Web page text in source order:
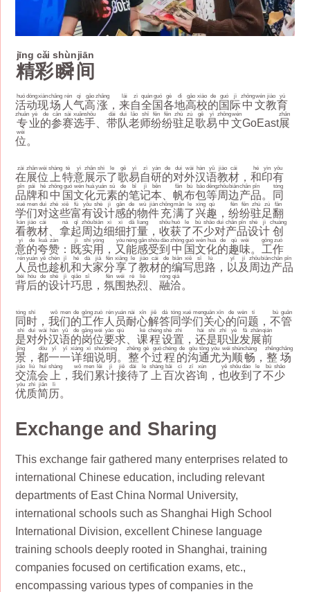
精
jīng
彩
cǎi
瞬
shùn
间
jiān
活
huó
动
dòng
现
xiàn
场
chǎng
人
rén
气
qì
高
gāo
涨
zhǎng
，来
lái
自
zì
全
quán
国
guó
各
gè
地
dì
高
gāo
校
xiào
的
de
国
guó
际
jì
中
zhōng
文
wén
教
jiào
育
yù
专
zhuān
业
yè
的
de
参
cān
赛
sài
选
xuǎn
手
shǒu
、带
dài
队
duì
老
lǎo
师
shī
纷
fēn
纷
fēn
驻
zhù
足
zú
歌
gē
易
yì
中
zhōng
文
wén
GoEast展
zhǎn
位
wèi
。
在
zài
展
zhǎn
位
wèi
上
shàng
特
tè
意
yì
展
zhǎn
示
shì
了
le
歌
gē
易
yì
自
zì
研
yán
的
de
对
duì
外
wài
汉
hàn
语
yǔ
教
jiào
材
cái
，和
hé
印
yìn
有
yǒu
品
pǐn
牌
pái
和
hé
中
zhōng
国
guó
文
wén
化
huà
元
yuán
素
sù
的
de
笔
bǐ
记
jì
本
běn
、帆
fān
布
bù
包
bāo
等
děng
周
zhōu
边
biān
产
chǎn
品
pǐn
。 同
tóng
学
xué
们
men
对
duì
这
zhè
些
xiē
富
fù
有
yǒu
设
shè
计
jì
感
gǎn
的
de
物
wù
件
jiàn
充
chōng
满
mǎn
了
le
兴
xìng
趣
qù
，纷
fēn
纷
fēn
驻
zhù
足
zú
翻
fān
看
kàn
教
jiào
材
cái
、拿
ná
起
qǐ
周
zhōu
边
biān
细
xì
细
xì
打
dǎ
量
liang
，收
shōu
获
huò
了
le
不
bù
少
shǎo
对
duì
产
chǎn
品
pǐn
设
shè
计
jì
创
chuàng
意
yì
的
de
夸
kuā
赞
zàn
： 既
jì
实
shí
用
yòng
， 又
yòu
能
néng
感
gǎn
受
shòu
到
dào
中
zhōng
国
guó
文
wén
化
huà
的
de
趣
qù
味
wèi
。 工
gōng
作
zuò
人
rén
员
yuán
也
yě
趁
chèn
机
jī
和
hé
大
dà
家
jiā
分
fēn
享
xiǎng
了
le
教
jiào
材
cái
的
de
编
biān
写
xiě
思
sī
路
lù
， 以
yǐ
及
jí
周
zhōu
边
biān
产
chǎn
品
pǐn
背
bèi
后
hòu
的
de
设
shè
计
jì
巧
qiǎo
思
sī
，氛
fēn
围
wéi
热
rè
烈
liè
、融
róng
洽
qià
。
同
tóng
时
shí
，我
wǒ
们
men
的
de
工
gōng
作
zuò
人
rén
员
yuán
耐
nài
心
xīn
解
jiě
答
dá
同
tóng
学
xué
们
men
关
guān
心
xīn
的
de
问
wèn
题
tí
，不
bù
管
guǎn
是
shì
对
duì
外
wài
汉
hàn
语
yǔ
的
de
岗
gǎng
位
wèi
要
yāo
求
qiú
、课
kè
程
chéng
设
shè
置
zhì
，还
hái
是
shì
职
zhí
业
yè
发
fā
展
zhǎn
前
qián
景
jǐng
，都
dōu
一
yī
一
yī
详
xiáng
细
xì
说
shuō
明
míng
。整
zhěng
个
gè
过
guò
程
chéng
的
de
沟
gōu
通
tōng
尤
yóu
为
wéi
顺
shùn
畅
chàng
，整
zhěng
场
chǎng
交
jiāo
流
liú
会
huì
上
shàng
，我
wǒ
们
men
累
lěi
计
jì
接
jiē
待
dài
了
le
上
shàng
百
bǎi
次
cì
咨
zī
询
xún
，也
yě
收
shōu
到
dào
了
le
不
bù
少
shǎo
优
yōu
质
zhì
简
jiǎn
历
lì
。
Exchange and Sharing
This exchange fair gathered many enterprises related to
international Chinese education, including relevant
departments of East China Normal University,
international schools such as Shanghai High School
International Division, excellent Chinese language
training schools deeply rooted in Shanghai, training
companies focused on certification exams, etc.,
encompassing various types of companies in the